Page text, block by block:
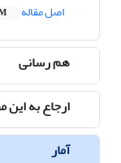
اصل مقاله
هم رسانی
ارجاع به این
آمار